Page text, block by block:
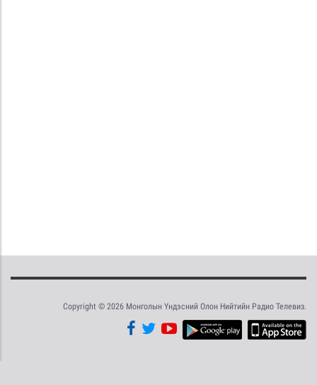
Copyright © 2026 Монголын Үндэсний Олон Нийтийн Радио Телевиз.